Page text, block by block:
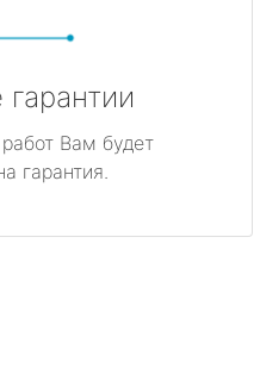
Вам будет
гарантия.